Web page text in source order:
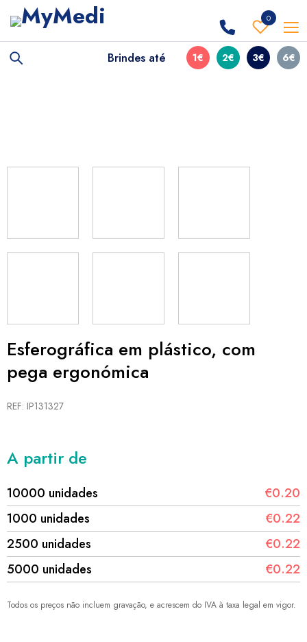
0
Brindes até 1€ 2€ 3€ 6€
Esferográfica em plástico, com
pega ergonómica
REF: IP131327
A partir de
10000 unidades
€0.20
1000 unidades
€0.22
2500 unidades
€0.22
5000 unidades
€0.22
Todos os preços não incluem gravação, e acrescem do IVA à taxa legal em vigor.